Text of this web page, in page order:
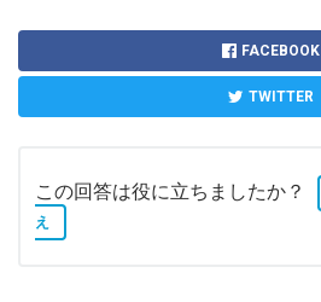
FACEBOOK
TWITTER
この回答は役に立ちましたか？
え